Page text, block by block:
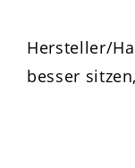
Hersteller/
besser